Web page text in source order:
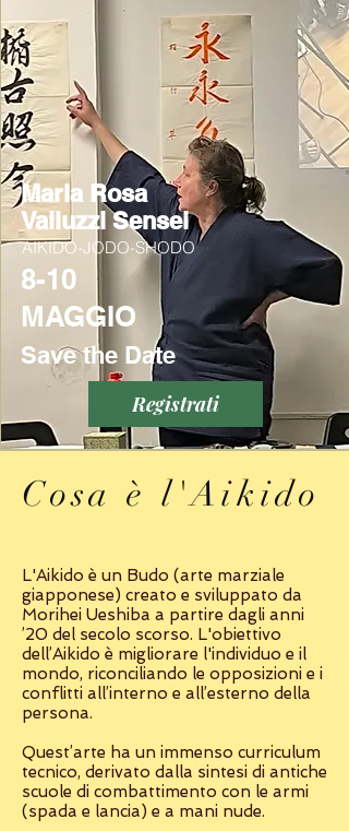
Maria Rosa
Valluzzi Sensei
AIKIDO-JODO-SHODO
8-10
MAGGIO
Save the Date
Registrati
Cosa è l'Aikido
L'Aikido è un Budo (arte marziale
giapponese) creato e sviluppato da
Morihei Ueshiba a partire dagli anni
’20 del secolo scorso. L'obiettivo
dell’Aikido è migliorare l'individuo e il
mondo, riconciliando le opposizioni e i
conflitti all’interno e all’esterno della
persona.
Quest’arte ha un immenso curriculum
tecnico, derivato dalla sintesi di antiche
scuole di combattimento con le armi
(spada e lancia) e a mani nude.